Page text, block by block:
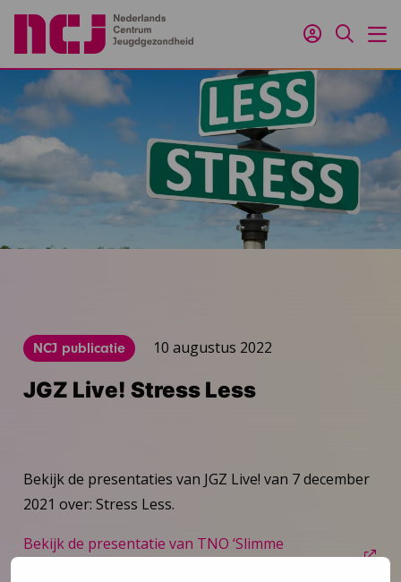
Inloggen
Zoeken
NCJ publicatie 10 augustus 2022
JGZ Live! Stress Less
Bekijk de presentaties van JGZ Live! van 7 december
2021 over: Stress Less.
Bekijk de presentatie van TNO ‘Slimme